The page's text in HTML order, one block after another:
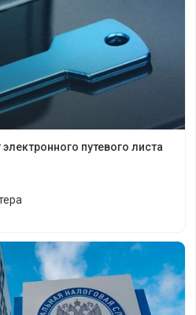
путевого листа